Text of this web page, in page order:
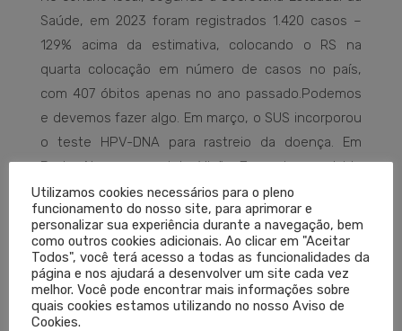
Saúde, em 2023 foram registrados 1.420 casos –
129% acima da estimativa, colocando o RS na
quarta colocação em número de casos no país,
com 407 óbitos apenas no ano passado.Podemos
e devemos fazer algo. Em março, o SUS incorporou
o teste HPV-DNA para rastreio da doença. Em
Porto Alegre, o projeto Visão Zero, desenvolvido
pelo Instituto de Governança e Controle do Câncer
em parceria com a prefeitura, vem organizando
ações como o Rolê da Vacina nas escolas para
aumentar a cobertura contra o HPV e criando
estratégias sobre a importância dos exames
preventivos oferecidos de forma gratuita nos
Utilizamos cookies necessários para o pleno
funcionamento do nosso site, para aprimorar e
personalizar sua experiência durante a navegação, bem
como outros cookies adicionais. Ao clicar em "Aceitar
Todos", você terá acesso a todas as funcionalidades da
página e nos ajudará a desenvolver um site cada vez
melhor. Você pode encontrar mais informações sobre
quais cookies estamos utilizando no nosso Aviso de
Cookies.